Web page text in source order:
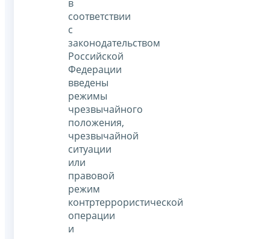
в
соответствии
с
законодательством
Российской
Федерации
введены
режимы
чрезвычайного
положения,
чрезвычайной
ситуации
или
правовой
режим
контртеррористической
операции
и